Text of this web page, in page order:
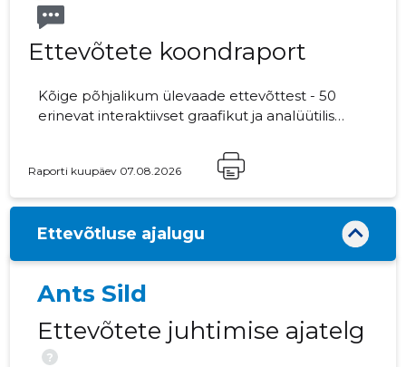
Ettevõtete koondraport
Kõige põhjalikum ülevaade ettevõttest - 50
erinevat interaktiivset graafikut ja analüütilist
Raporti kuupäev 07.08.2026
Ettevõtluse ajalugu
Ants Sild
Ettevõtete juhtimise ajatelg
?